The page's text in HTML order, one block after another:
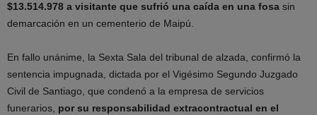
$13.514.978 a visitante que sufrió una caída en una fosa sin
demarcación en un cementerio de Maipú.
En fallo unánime, la Sexta Sala del tribunal de alzada, confirmó la
sentencia impugnada, dictada por el Vigésimo Segundo Juzgado
Civil de Santiago, que condenó a la empresa de servicios
funerarios, por su responsabilidad extracontractual en el